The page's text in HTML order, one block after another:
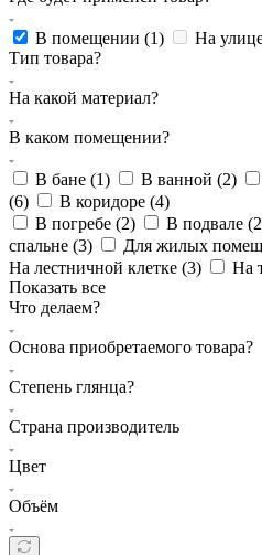
В помещении (1) На
Тип товара?
На какой материал?
В каком помещении?
В бане (1) В ванной (2)
(6) В коридоре (4)
В погребе (2) В подвале (2
спальне (3) Для жилых
На лестничной клетке (3) На
Показать все
Что делаем?
Основа приобретаемого товара?
Степень глянца?
Страна производитель
Цвет
Объём